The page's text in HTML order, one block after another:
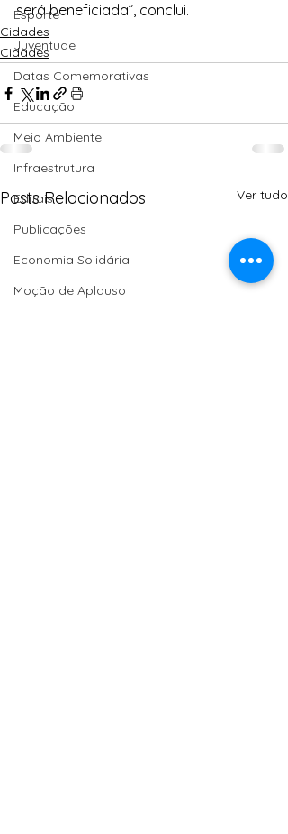
Esporte
Juventude
Datas Comemorativas
Educação
Meio Ambiente
Infraestrutura
Editais
Publicações
Economia Solidária
Moção de Aplauso
será beneficiada”, conclui.
Cidades
Cidades
Posts Relacionados Ver tudo